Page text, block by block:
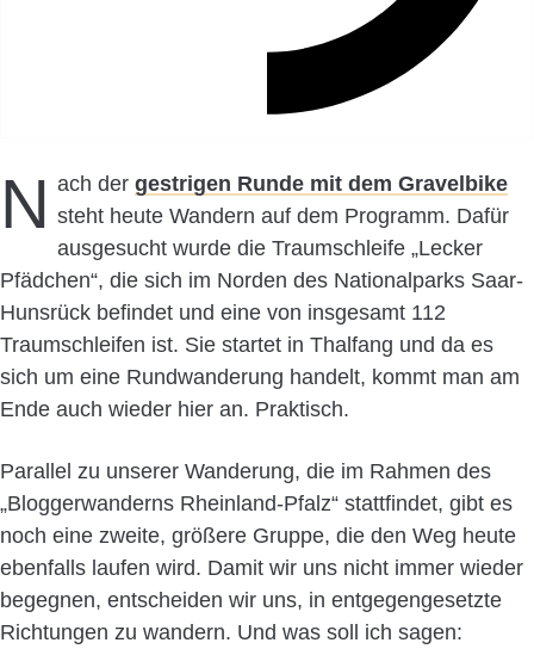
N ach der gestrigen Runde mit dem Gravelbike
steht heute Wandern auf dem Programm. Dafür
ausgesucht wurde die Traumschleife „Lecker
Pfädchen“, die sich im Norden des Nationalparks Saar-
Hunsrück befindet und eine von insgesamt 112
Traumschleifen ist. Sie startet in Thalfang und da es
sich um eine Rundwanderung handelt, kommt man am
Ende auch wieder hier an. Praktisch.
Parallel zu unserer Wanderung, die im Rahmen des
„Bloggerwanderns Rheinland-Pfalz“ stattfindet, gibt es
noch eine zweite, größere Gruppe, die den Weg heute
ebenfalls laufen wird. Damit wir uns nicht immer wieder
begegnen, entscheiden wir uns, in entgegengesetzte
Richtungen zu wandern. Und was soll ich sagen: